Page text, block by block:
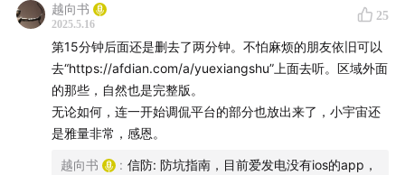
-时间轴-
太史公案
说书人案
“车马费”案
越向书
2025.5.16
25
第15分钟后面还是删去了两分钟。不怕麻烦的朋友依旧可以
去“https://afdian.com/a/yuexiangshu”上面去听。区域外面
的那些，自然也是完整版。
无论如何，连一开始调侃平台的部分也放出来了，小宇宙还
是雅量非常，感恩。
越向书 : 信防: 防坑指南，目前爱发电没有ios的app，